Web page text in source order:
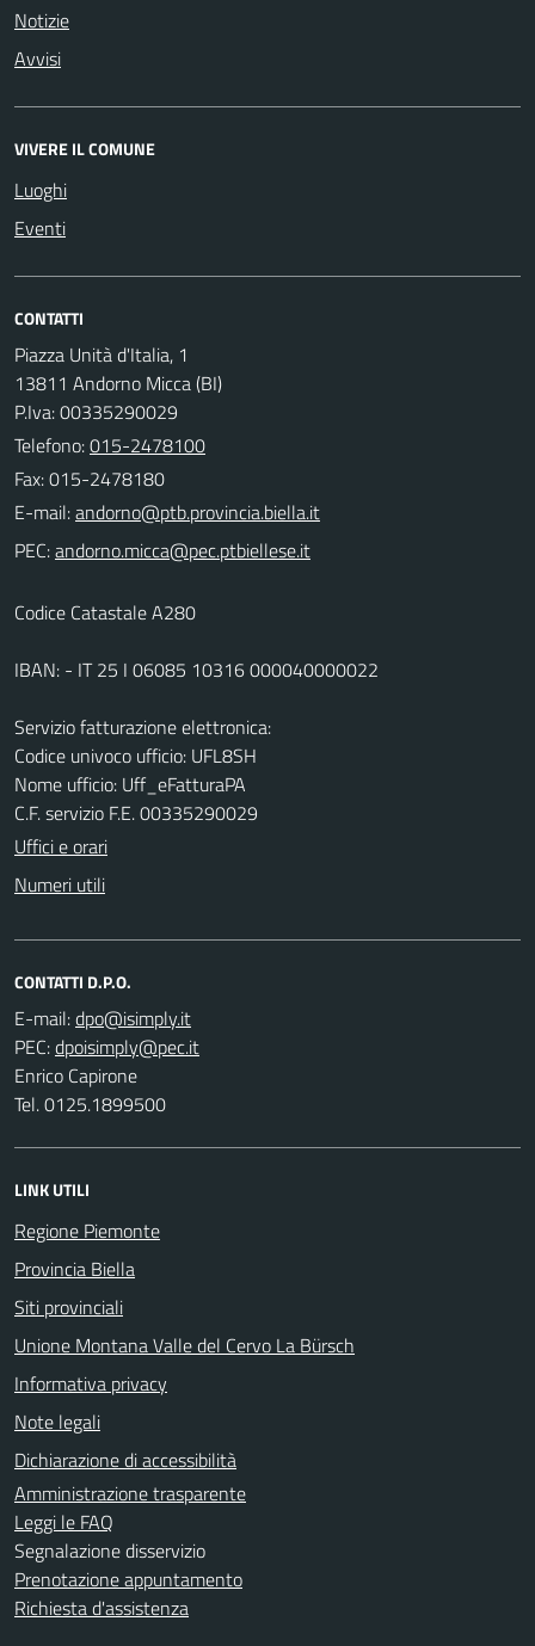
Notizie
Avvisi
VIVERE IL COMUNE
Luoghi
Eventi
CONTATTI
Piazza Unità d'Italia, 1
13811 Andorno Micca (BI)
P.Iva: 00335290029
Telefono:015-2478100
Fax: 015-2478180
E-mail:
PEC:
Codice Catastale A280
IBAN: - IT 25 I 06085 10316 000040000022
Servizio fatturazione elettronica:
Codice univoco ufficio: UFL8SH
Nome ufficio: Uff_eFatturaPA
C.F. servizio F.E. 00335290029
Uffici e orari
Numeri utili
CONTATTI D.P.O.
E-mail:
PEC:
Enrico Capirone
Tel. 0125.1899500
LINK UTILI
Regione Piemonte
Provincia Biella
Siti provinciali
Unione Montana Valle del Cervo La Bürsch
Informativa privacy
Note legali
Dichiarazione di accessibilità
Amministrazione trasparente
Leggi le FAQ
Segnalazione disservizio
Prenotazione appuntamento
Richiesta d'assistenza